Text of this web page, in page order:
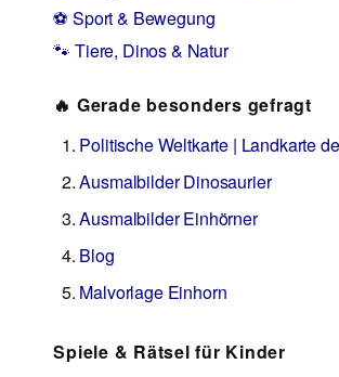
⚽ Sport & Bewegung
🐾 Tiere, Dinos & Natur
🔥 Gerade besonders gefragt
Politische Weltkarte | Landkarte
Ausmalbilder Dinosaurier
Ausmalbilder Einhörner
Blog
Malvorlage Einhorn
Spiele & Rätsel für Kinder